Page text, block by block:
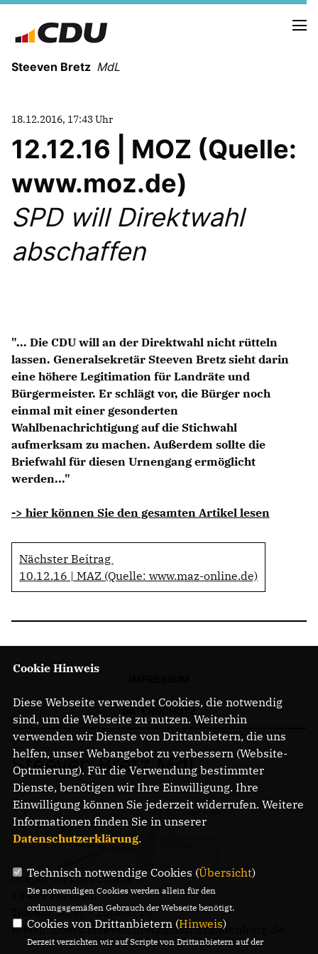
Steeven Bretz MdL
VITA
WAHLKREISBESUCHE
PRESSEFOTOS
MEIN BÜRGERBÜRO
Kleine Anfragen
CDU Deutschland
CDU Fraktion im Brandenburger Landtag
CDU Brandenburg
CDU Potsdam
18.12.2016, 17:43 Uhr
12.12.16 | MOZ (Quelle:
www.moz.de)
SPD will Direktwahl
abschaffen
"... Die CDU will an der Direktwahl nicht rütteln
lassen. Generalsekretär Steeven Bretz sieht darin
eine höhere Legitimation für Landräte und
Bürgermeister. Er schlägt vor, die Bürger noch
einmal mit einer gesonderten
Wahlbenachrichtigung auf die Stichwahl
aufmerksam zu machen. Außerdem sollte die
Briefwahl für diesen Urnengang ermöglicht
werden..."
-> hier können Sie den gesamten Artikel lesen
Nächster Beitrag
10.12.16 | MAZ (Quelle: www.maz-online.de)
Steeven Bretz MdL
Gregor-Mendel-Straße 3
14469 Potsdam
Telefon: 0331 - 20085713
E-Mail: buero.steeven.bretz@mdl.brandenburg.de
Cookie Hinweis
Diese Webseite verwendet Cookies, die notwendig
sind, um die Webseite zu nutzen. Weiterhin
verwenden wir Dienste von Drittanbietern, die uns
helfen, unser Webangebot zu verbessern (Website-
Optmierung). Für die Verwendung bestimmter
Dienste, benötigen wir Ihre Einwilligung. Ihre
Einwilligung können Sie jederzeit widerrufen. Weitere
Informationen finden Sie in unserer
Datenschutzerklärung.
Technisch notwendige Cookies (Übersicht)
Die notwendigen Cookies werden allein für den
ordnungsgemäßen Gebrauch der Webseite benötigt.
Cookies von Drittanbietern (Hinweis)
Derzeit verzichten wir auf Scripte von Drittanbietern auf der